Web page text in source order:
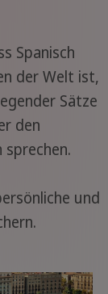
Spanisch
der Welt ist,
Sätze
den
sprechen.
und